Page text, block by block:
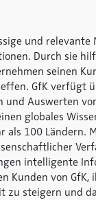
und relevante
Durch sie
seinen
GfK verfügt
und Auswerten
globales
als 100 Ländern.
intelligente
Kunden von GfK,
zu steigern und